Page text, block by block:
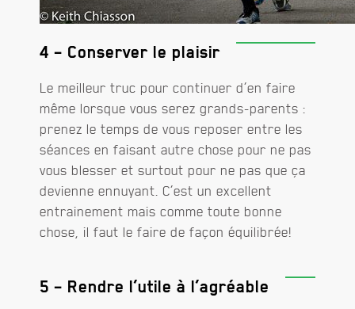
4 – Conserver le plaisir
Le meilleur truc pour continuer d’en faire
même lorsque vous serez grands-parents :
prenez le temps de vous reposer entre les
séances en faisant autre chose pour ne pas
vous blesser et surtout pour ne pas que ça
devienne ennuyant. C’est un excellent
entrainement mais comme toute bonne
chose, il faut le faire de façon équilibrée!
5 – Rendre l’utile à l’agréable